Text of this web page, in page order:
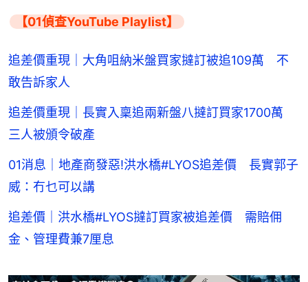
【01偵查YouTube Playlist】
追差價重現｜大角咀納米盤買家撻訂被追109萬 不
敢告訴家人
追差價重現｜長實入稟追兩新盤八撻訂買家1700萬
三人被頒令破產
01消息｜地產商發惡!洪水橋#LYOS追差價 長實郭子
威：冇乜可以講
追差價｜洪水橋#LYOS撻訂買家被追差價 需賠佣
金、管理費兼7厘息